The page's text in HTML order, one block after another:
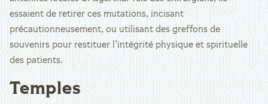
essaient de retirer ces mutations, incisant
précautionneusement, ou utilisant des greffons de
souvenirs pour restituer l’intégrité physique et spirituelle
des patients.
Temples